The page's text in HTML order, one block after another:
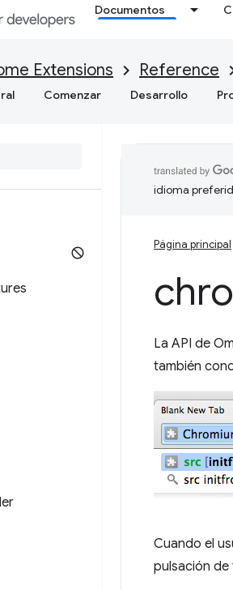
Documentos
Extensions Reference
Comenzar Desarrollo
idioma
Página principal
La API de
también
Cuando el
pulsación de